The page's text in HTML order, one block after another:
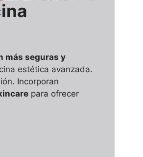
más seguras y
estética avanzada.
Incorporan
para ofrecer